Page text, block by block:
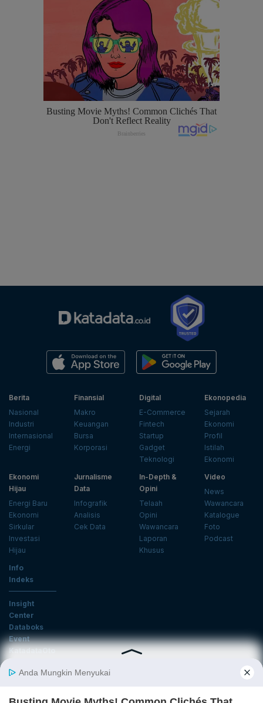
Berita
Nasional
Industri
Internasional
Energi
Finansial
Makro
Keuangan
Bursa
Korporasi
Digital
E-Commerce
Fintech
Startup
Gadget
Teknologi
Ekonopedia
Sejarah
Ekonomi
Profil
Istilah
Ekonomi
Ekonomi
Hijau
Energi Baru
Ekonomi
Sirkular
Investasi
Hijau
Jurnalisme
Data
Infografik
Analisis
Cek Data
In-Depth &
Opini
Telaah
Opini
Wawancara
Laporan
Khusus
Video
News
Wawancara
Katalogue
Foto
Podcast
Info
Indeks
Insight
Center
Databoks
Event
KatadataOto
Email